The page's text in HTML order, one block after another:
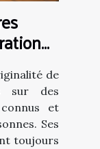
de
sur des
et
Ses
toujours